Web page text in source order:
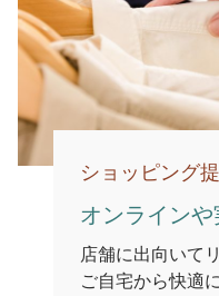
ショッピング
オンライン
店舗に出向いて
ご自宅から快適